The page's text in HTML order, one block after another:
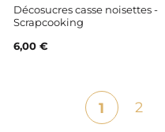
Décosucres casse noisettes -
Scrapcooking
6,00 €
1 2